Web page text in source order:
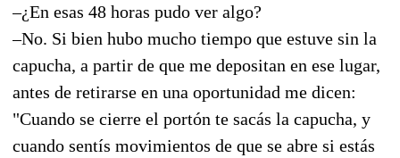
–¿En esas 48 horas pudo ver algo?
–No. Si bien hubo mucho tiempo que estuve sin la
capucha, a partir de que me depositan en ese lugar,
antes de retirarse en una oportunidad me dicen:
"Cuando se cierre el portón te sacás la capucha, y
cuando sentís movimientos de que se abre si estás